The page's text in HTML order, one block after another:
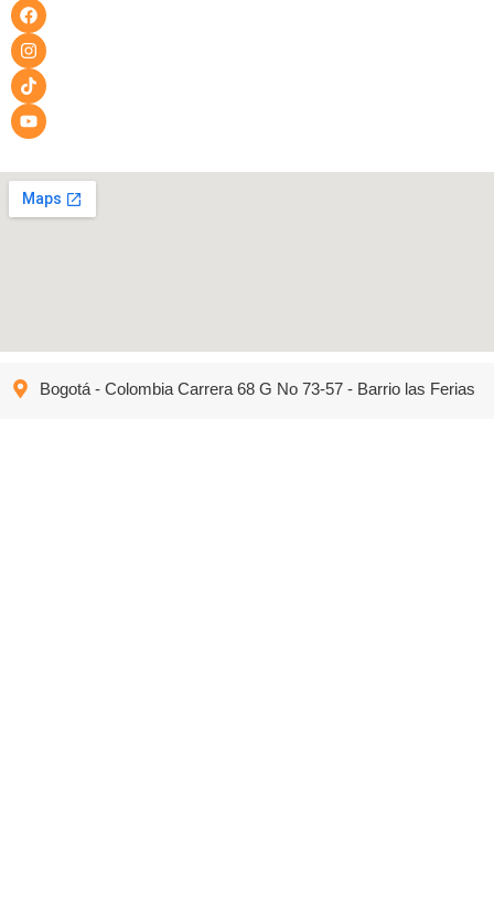
Bogotá - Colombia Carrera 68 G No 73-57 - Barrio las Ferias